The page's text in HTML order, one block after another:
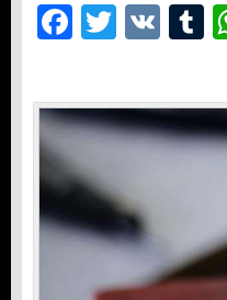
Facebook
Twitter
VK